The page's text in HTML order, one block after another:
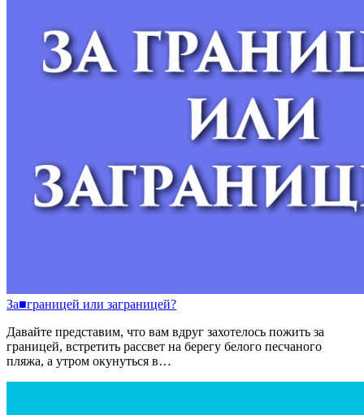
За■границей или заграницей?
Давайте представим, что вам вдруг захотелось пожить за
границей, встретить рассвет на берегу белого песчаного
пляжа, а утром окунуться в…